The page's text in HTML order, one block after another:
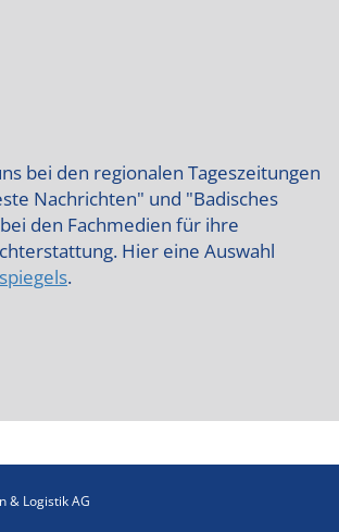
bei den regionalen Tageszeitungen
Nachrichten" und "Badisches
den Fachmedien für ihre
Hier eine Auswahl
.
& Logistik AG